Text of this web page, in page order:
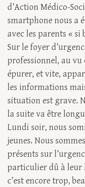
d’Action Médico-
smartphone nous a
avec les parents « si
Sur le foyer
professionnel, au vu
épurer, et vite,
les informations
situation est grave.
la suite va être
Lundi soir, nous
jeunes. Nous
présents sur
particulier dû à leur
c’est encore trop,